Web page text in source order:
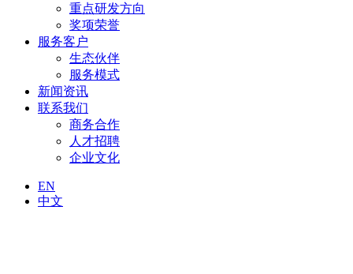
重点研发方向
奖项荣誉
服务客户
生态伙伴
服务模式
新闻资讯
联系我们
商务合作
人才招聘
企业文化
EN
中文